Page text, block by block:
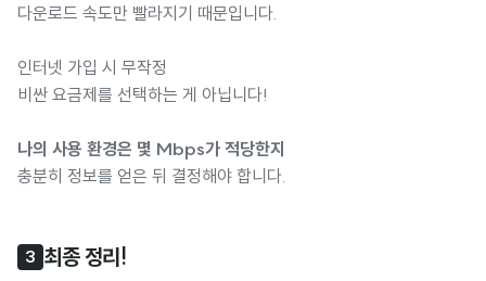
다운로드 속도만 빨라지기 때문입니다.
인터넷 가입 시 무작정
비싼 요금제를 선택하는 게 아닙니다!
나의 사용 환경은 몇 Mbps가 적당한지
충분히 정보를 얻은 뒤 결정해야 합니다.
3 최종 정리!